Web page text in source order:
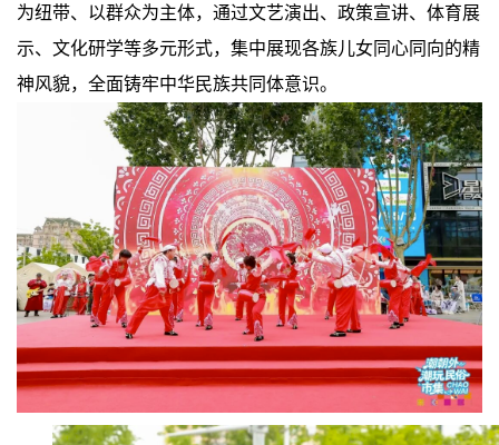
为纽带、以群众为主体，通过文艺演出、政策宣讲、体育展
示、文化研学等多元形式，集中展现各族儿女同心同向的精
神风貌，全面铸牢中华民族共同体意识。